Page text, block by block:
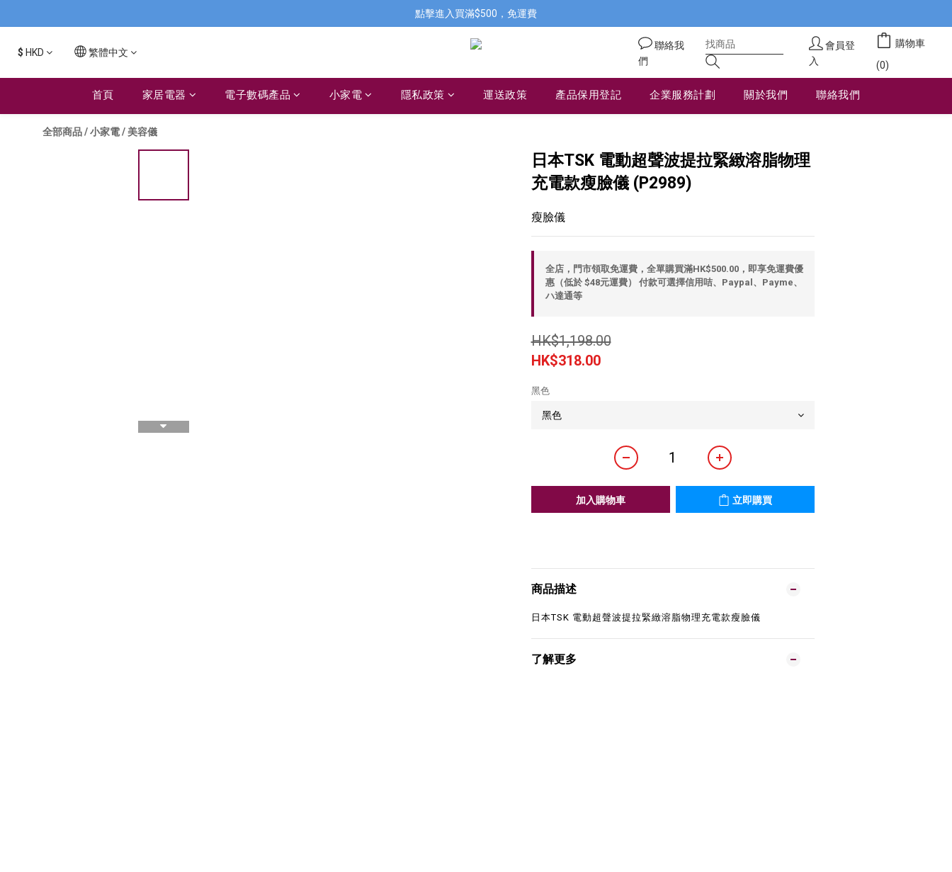
點擊進入買滿$500，免運費
$ HKD 繁體中文
聯絡我
們
會員登
入
購物車
(0)
首頁 家居電器 電子數碼產品 小家電 隱私政策 運送政策 產品保用登記 企業服務計劃 關於我們 聯絡我們
全部商品/小家電/美容儀
日本TSK 電動超聲波提拉緊緻溶脂物理
充電款瘦臉儀 (P2989)
瘦臉儀
全店，門市領取免運費，全單購買滿HK$500.00，即享免運費優
惠（低於 $48元運費） 付款可選擇信用咭、Paypal、Payme、
ハ達通等
HK$1,198.00
HK$318.00
黑色
加入購物車 立即購買
商品描述
日本TSK 電動超聲波提拉緊緻溶脂物理充電款瘦臉儀
了解更多